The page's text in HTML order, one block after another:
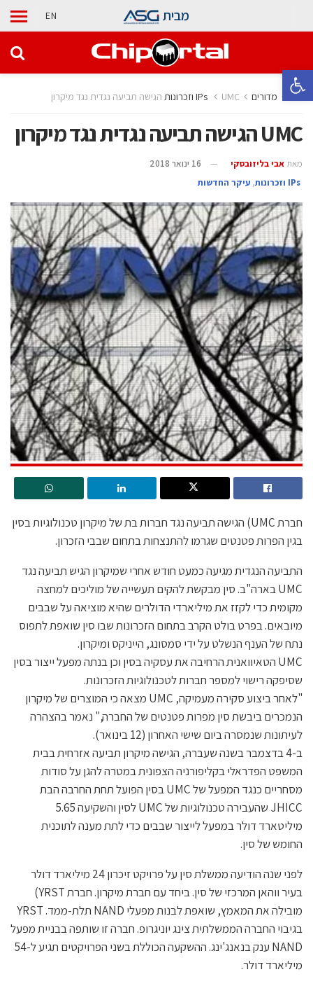
פתח סרגל נגישות
מבית EN
בית מדורים UMC הגישה תביעה נגדית נגד מיקרון
UMC הגישה תביעה נגדית נגד מיקרון
מאת אבי בליזובסקי
16 ינואר 2018
, עיקר החדשות
חברת UMC) הגישה תביעה נגד חברות בת של מיקרון טכנולוגיות בסין
בגין הפרות פטנטים שגרמו להתנצחות בתחום שבבי הזכרון.
התביעה הנגדית מגיעה כמעט חודש אחרי שמיקרון הגיש תביעה נגד
UMC בארה"ב. סין מבקשת להקים תעשייה של מוליכים למחצה
מקומית כדי לקזז את מיליארדי הדולרים שהיא מוציאה על שבבים
מיובאים. בפרט בולט הקרב בתחום הזכרונות שבו סין שואפת לתפוס
נתח של הענף הנשלט על ידי סמסונג, הייניקס ומיקרון.
UMC הטאיוואנית הרחיבה את עסקיה בסין וכן בנתה מפעל ייצור בסין
שסיפקה רישוי למספר חברות לטכנולוגיות הזכרונות.
"לאחר ביצוע סקירה מעמיקה, UMC מצאה כי המוצרים של מיקרון
הנמכרים ביבשת סין מפרות פטנטים של החברה," נאמר בהצהרה
לעיתונות שנמסרה ביום שישי האחרון (12 בינואר).
ב-4 בדצמבר בשנה שעברה, הגישה מיקרון תביעה אזרחית בבית
המשפט הפדראלי בקליפורניה הצפונית במטרה להגן על סודות
מסחריים כנגד המפעל של UMC בסין הפועל תחת החרבה הבת
JHICC שהעבירה טכנולוגיות של UMC לסין והשקיעה 5.65
מיליטארד דולר במפעל לייצור שבבים כדי לתת מענה לתוכנית
החומש של סין.
לפני שנה הודיעה ממשלת סין על פרויקט זיכרון 24 מיליארד דולר
בעיר ווהאן המרכזי של סין. ביחד עם חברת מיקרון. חברת YRST)
מובילה את המאמץ, שואפת לבנות מפעלי NAND תלת-ממד. YRST
בגיבוי החברה הממשלתית צינג יוניגרופ. חברה זו שותפה בבניית מפעל
NAND ענק בנאנג'ינג. ההשקעה הכוללת בשני הפרויקטים תגיע ל-54
מיליארד דולר.